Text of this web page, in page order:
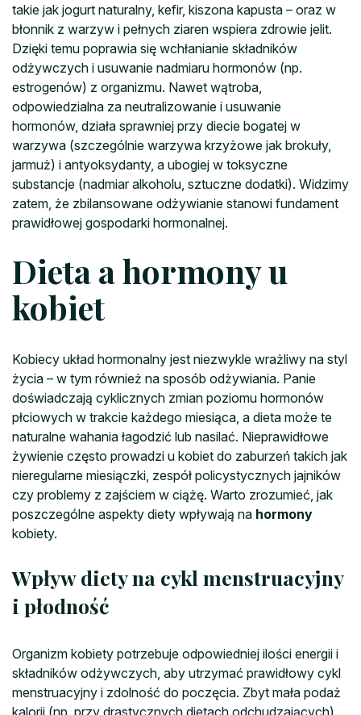
takie jak jogurt naturalny, kefir, kiszona kapusta – oraz w
błonnik z warzyw i pełnych ziaren wspiera zdrowie jelit.
Dzięki temu poprawia się wchłanianie składników
odżywczych i usuwanie nadmiaru hormonów (np.
estrogenów) z organizmu. Nawet wątroba,
odpowiedzialna za neutralizowanie i usuwanie
hormonów, działa sprawniej przy diecie bogatej w
warzywa (szczególnie warzywa krzyżowe jak brokuły,
jarmuż) i antyoksydanty, a ubogiej w toksyczne
substancje (nadmiar alkoholu, sztuczne dodatki). Widzimy
zatem, że zbilansowane odżywianie stanowi fundament
prawidłowej gospodarki hormonalnej.
Dieta a hormony u
kobiet
Kobiecy układ hormonalny jest niezwykle wrażliwy na styl
życia – w tym również na sposób odżywiania. Panie
doświadczają cyklicznych zmian poziomu hormonów
płciowych w trakcie każdego miesiąca, a dieta może te
naturalne wahania łagodzić lub nasilać. Nieprawidłowe
żywienie często prowadzi u kobiet do zaburzeń takich jak
nieregularne miesiączki, zespół policystycznych jajników
czy problemy z zajściem w ciążę. Warto zrozumieć, jak
poszczególne aspekty diety wpływają na hormony
kobiety.
Wpływ diety na cykl menstruacyjny
i płodność
Organizm kobiety potrzebuje odpowiedniej ilości energii i
składników odżywczych, aby utrzymać prawidłowy cykl
menstruacyjny i zdolność do poczęcia. Zbyt mała podaż
kalorii (np. przy drastycznych dietach odchudzających)